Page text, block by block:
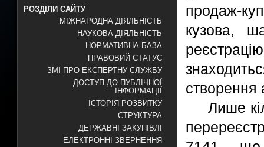
РОЗДІЛИ САЙТУ
МІЖНАРОДНА ДІЯЛЬНІСТЬ
НАУКОВА ДІЯЛЬНІСТЬ
НОРМАТИВНА БАЗА
ПРАВОВИЙ СТАТУС
ЗМІ ПРО ЕКСПЕРТНУ СЛУЖБУ
ДОСТУП ДО ПУБЛІЧНОЇ
ІНФОРМАЦІЇ
ІСТОРІЯ РОЗВИТКУ
СТРУКТУРА
ДЕРЖАВНІ ЗАКУПІВЛІ
ЕЛЕКТРОННІ ЗВЕРНЕННЯ
продаж-
кузова,
створення
Лише